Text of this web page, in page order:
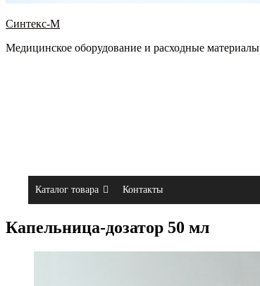
Синтекс-М
Медицинское оборудование и расходные материалы
Каталог товара Контакты
Капельница-дозатор 50 мл